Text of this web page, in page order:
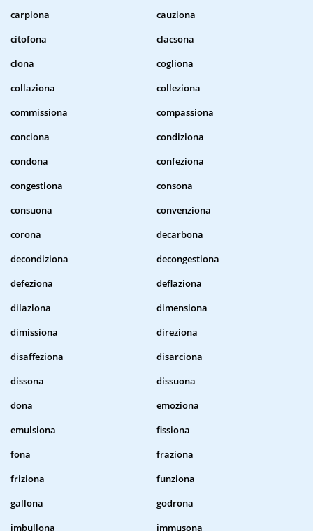
carpiona
cauziona
citofona
clacsona
clona
cogliona
collaziona
colleziona
commissiona
compassiona
conciona
condiziona
condona
confeziona
congestiona
consona
consuona
convenziona
corona
decarbona
decondiziona
decongestiona
defeziona
deflaziona
dilaziona
dimensiona
dimissiona
direziona
disaffeziona
disarciona
dissona
dissuona
dona
emoziona
emulsiona
fissiona
fona
fraziona
friziona
funziona
gallona
godrona
imbullona
immusona